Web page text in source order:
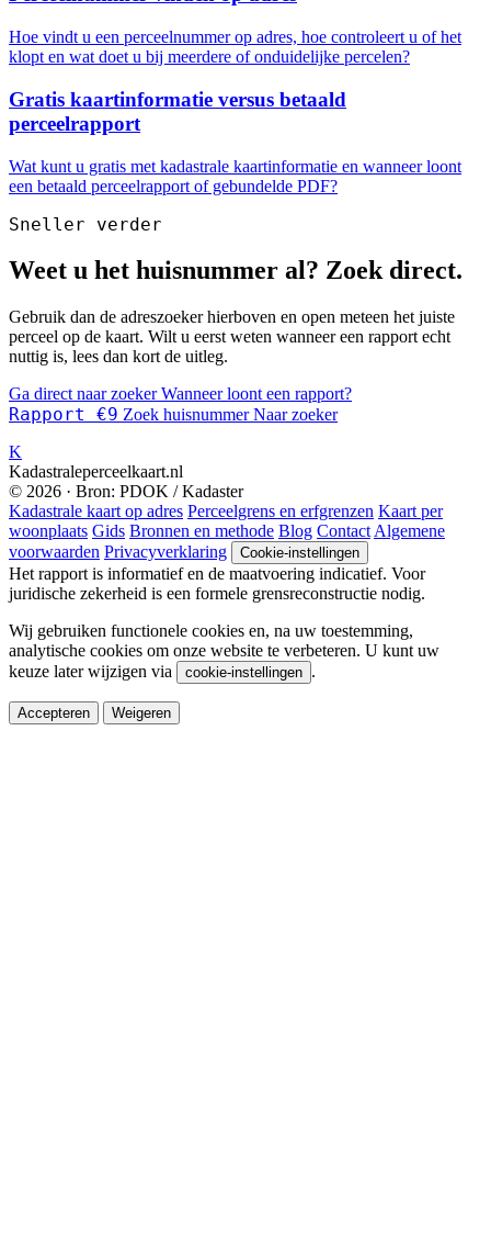
Hoe vindt u een perceelnummer op adres, hoe controleert u of het
klopt en wat doet u bij meerdere of onduidelijke percelen?
Gratis kaartinformatie versus betaald
perceelrapport
Wat kunt u gratis met kadastrale kaartinformatie en wanneer loont
een betaald perceelrapport of gebundelde PDF?
Sneller verder
Weet u het huisnummer al? Zoek direct.
Gebruik dan de adreszoeker hierboven en open meteen het juiste
perceel op de kaart. Wilt u eerst weten wanneer een rapport echt
nuttig is, lees dan kort de uitleg.
Ga direct naar zoekerWanneer loont een rapport?
Rapport €9 Zoek huisnummer Naar zoeker
K
Kadastraleperceelkaart.nl
© 2026 · Bron: PDOK / Kadaster
Kadastrale kaart op adres Perceelgrens en erfgrenzen Kaart per
woonplaats Gids Bronnen en methode Blog Contact Algemene
voorwaarden Privacyverklaring Cookie-instellingen
Het rapport is informatief en de maatvoering indicatief. Voor
juridische zekerheid is een formele grensreconstructie nodig.
Wij gebruiken functionele cookies en, na uw toestemming,
analytische cookies om onze website te verbeteren. U kunt uw
keuze later wijzigen via
cookie-instellingen .
Accepteren Weigeren